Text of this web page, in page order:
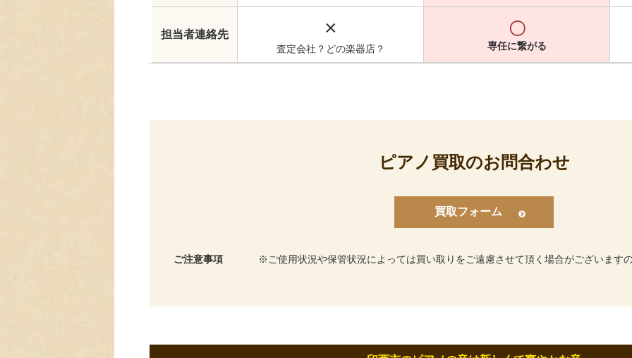
担当者連絡先 ×
査定会社？どの楽器店？
〇
専任に繋がる
ピアノ買取のお問合わせ
買取フォーム
ご注意事項 ご使用状況や保管状況によっては買い取りをご遠慮させて頂く場合がございます